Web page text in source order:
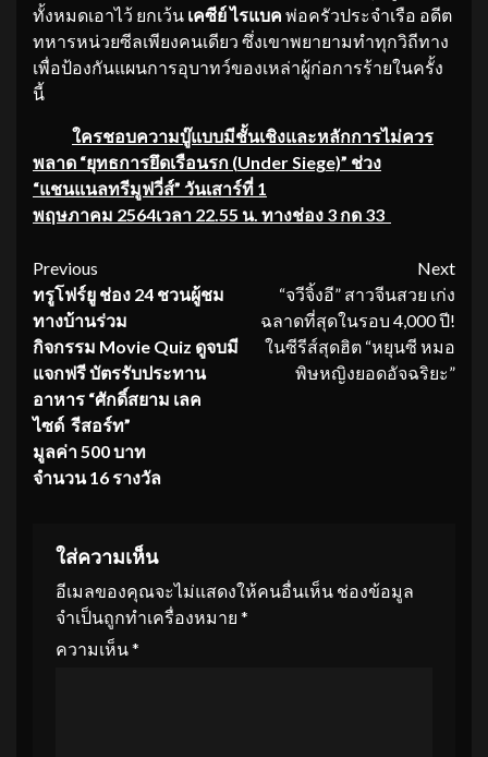
ทั้งหมดเอาไว้ ยกเว้น เคซีย์ ไรแบค พ่อครัวประจำเรือ อดีต
ทหารหน่วยซีลเพียงคนเดียว ซึ่งเขาพยายามทำทุกวิถีทาง
เพื่อป้องกันแผนการอุบาทว์ของเหล่าผู้ก่อการร้ายในครั้ง
นี้
ใครชอบความบู๊แบบมีชั้นเชิงและหลักการไม่ควร
พลาด “ยุทธการยึดเรือนรก (Under Siege)” ช่วง
“แชนแนลทรีมูฟวี่ส์” วันเสาร์ที่ 1
พฤษภาคม 2564เวลา 22.55 น. ทางช่อง 3 กด 33
Continue
Reading
Previous
ทรูโฟร์ยู ช่อง 24 ชวนผู้ชม
ทางบ้านร่วม
กิจกรรม Movie Quiz ดูจบมี
แจกฟรี บัตรรับประทาน
อาหาร “ศักดิ์สยาม เลค
ไซด์ รีสอร์ท”
มูลค่า 500 บาท
จำนวน 16 รางวัล
Next
“จวีจิ้งอี” สาวจีนสวย เก่ง
ฉลาดที่สุดในรอบ 4,000 ปี!
ในซีรีส์สุดฮิต “หยุนซี หมอ
พิษหญิงยอดอัจฉริยะ”
ใส่ความเห็น
อีเมลของคุณจะไม่แสดงให้คนอื่นเห็น ช่องข้อมูล
จำเป็นถูกทำเครื่องหมาย *
ความเห็น*